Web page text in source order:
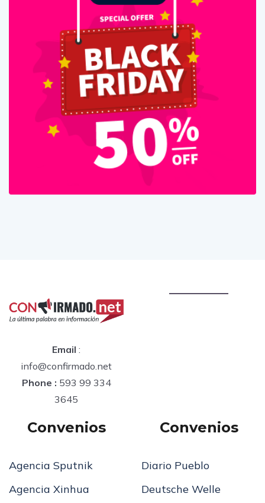
Email :
info@confirmado.net
Phone : 593 99 334
3645
Convenios
Agencia Sputnik
Agencia Xinhua
Convenios
Diario Pueblo
Deutsche Welle